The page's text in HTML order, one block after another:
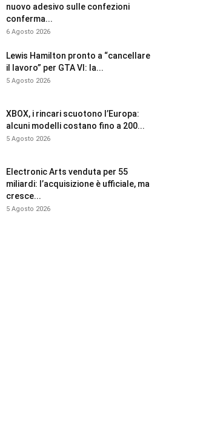
nuovo adesivo sulle confezioni
conferma...
6 Agosto 2026
Lewis Hamilton pronto a “cancellare
il lavoro” per GTA VI: la...
5 Agosto 2026
XBOX, i rincari scuotono l’Europa:
alcuni modelli costano fino a 200...
5 Agosto 2026
Electronic Arts venduta per 55
miliardi: l’acquisizione è ufficiale, ma
cresce...
5 Agosto 2026